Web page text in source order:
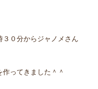
０分からジャノメさん
ってきました＾＾